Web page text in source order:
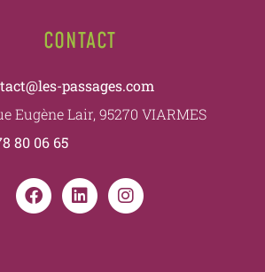
CONTACT
passages.com
Eugène Lair, 95270 VIARMES
80 06 65